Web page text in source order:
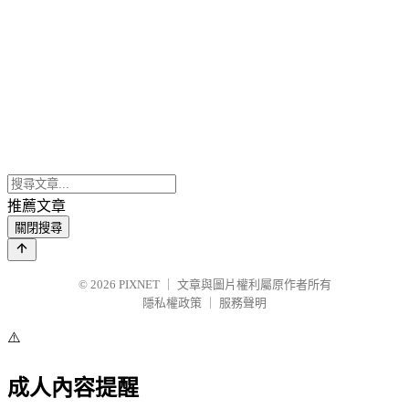
推薦文章
關閉搜尋
© 2026 PIXNET
文章與圖片權利屬原作者所有
隱私權政策
服務聲明
⚠️
成人內容提醒